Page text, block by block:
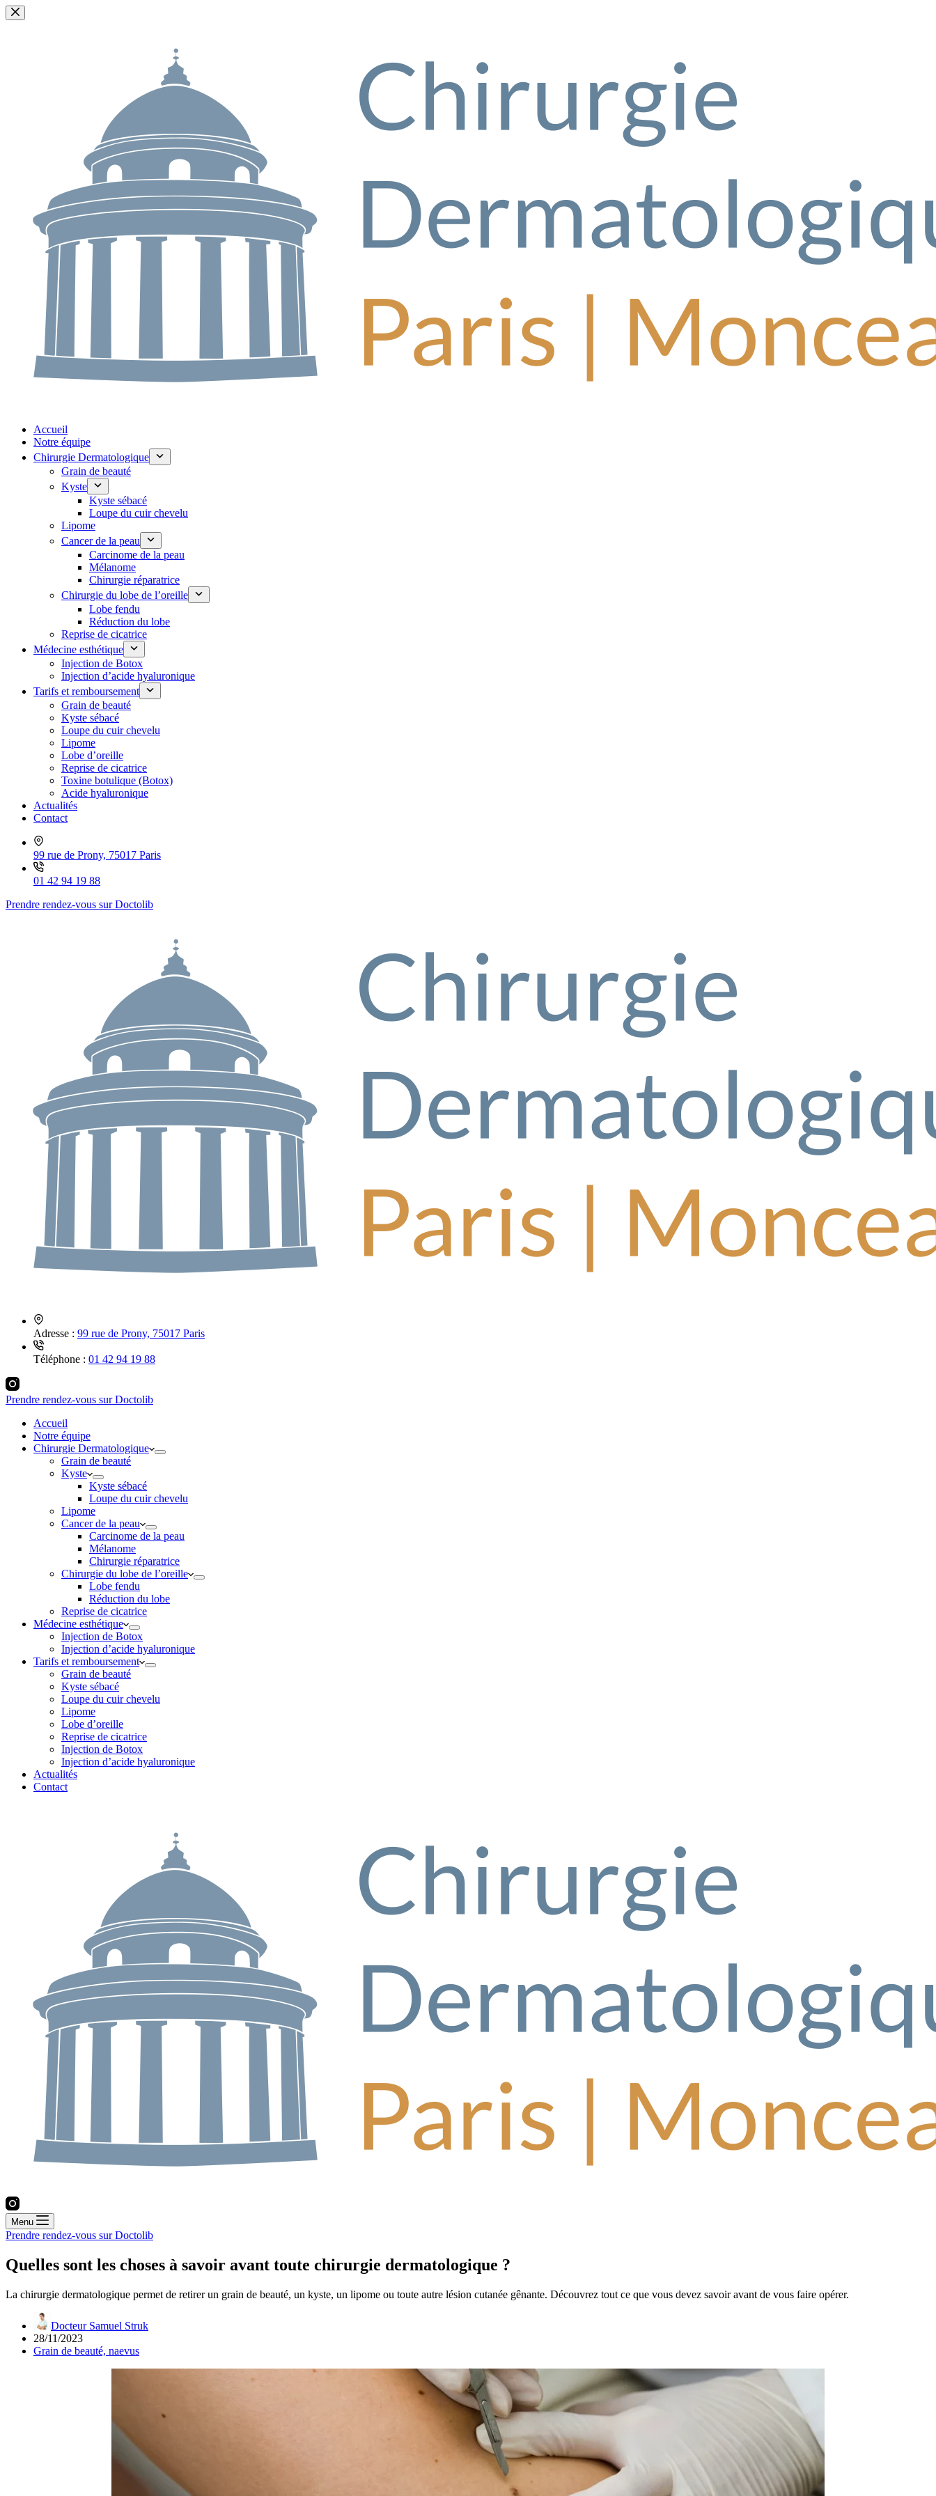
Passer
au
Accueil
Notre équipe
Chirurgie Dermatologique
Grain de beauté
Kyste
Kyste sébacé
Loupe du cuir chevelu
Lipome
Cancer de la peau
Carcinome de la peau
Mélanome
Chirurgie réparatrice
Chirurgie du lobe de l’oreille
Lobe fendu
Réduction du lobe
Reprise de cicatrice
Médecine esthétique
Injection de Botox
Injection d’acide hyaluronique
Tarifs et remboursement
Grain de beauté
Kyste sébacé
Loupe du cuir chevelu
Lipome
Lobe d’oreille
Reprise de cicatrice
Toxine botulique (Botox)
Acide hyaluronique
Actualités
Contact
99 rue de Prony, 75017 Paris
01 42 94 19 88
Prendre rendez-vous sur Doctolib
Adresse : 99 rue de Prony, 75017 Paris
Téléphone : 01 42 94 19 88
Prendre rendez-vous sur Doctolib
Accueil
Notre équipe
Chirurgie Dermatologique
Grain de beauté
Kyste
Kyste sébacé
Loupe du cuir chevelu
Lipome
Cancer de la peau
Carcinome de la peau
Mélanome
Chirurgie réparatrice
Chirurgie du lobe de l’oreille
Lobe fendu
Réduction du lobe
Reprise de cicatrice
Médecine esthétique
Injection de Botox
Injection d’acide hyaluronique
Tarifs et remboursement
Grain de beauté
Kyste sébacé
Loupe du cuir chevelu
Lipome
Lobe d’oreille
Reprise de cicatrice
Injection de Botox
Injection d’acide hyaluronique
Actualités
Contact
Menu
Prendre rendez-vous sur Doctolib
Quelles sont les choses à savoir avant toute chirurgie dermatologique ?
La chirurgie dermatologique permet de retirer un grain de beauté, un kyste, un lipome ou toute autre lésion cutanée gênante. Découvrez tout ce que vous devez savoir avant de vous faire opérer.
Docteur Samuel Struk
28/11/2023
Grain de beauté, naevus